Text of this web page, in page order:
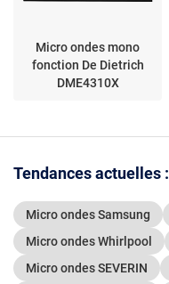
Micro ondes mono
fonction De Dietrich
DME4310X
Tendances actuelles :
Micro ondes Samsung
Micro ondes Whirlpool
Micro ondes SEVERIN